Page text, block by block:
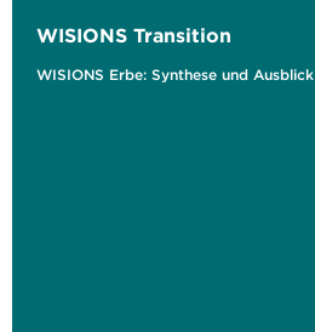
WISIONS Transition
WISIONS Erbe: Synthese und Ausblick